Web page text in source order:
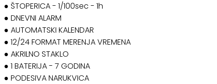
● ŠTOPERICA - 1/100sec - 1h
● DNEVNI ALARM
● AUTOMATSKI KALENDAR
● 12/24 FORMAT MERENJA VREMENA
● AKRILNO STAKLO
● 1 BATERIJA - 7 GODINA
● PODESIVA NARUKVICA